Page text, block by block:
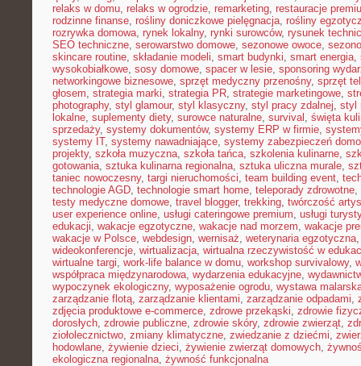
relaks w domu, relaks w ogrodzie, remarketing, restauracje
rodzinne finanse, rośliny doniczkowe pielęgnacja, rośliny
rozrywka domowa, rynek lokalny, rynki surowców, rysunek
SEO techniczne, serowarstwo domowe, sezonowe owoce,
skincare routine, składanie modeli, smart budynki, smart energia,
wysokobiałkowe, sosy domowe, spacer w lesie, sponsoring
networkingowe biznesowe, sprzęt medyczny przenośny, sprzęt
głosem, strategia marki, strategia PR, strategie marketingowe,
photography, styl glamour, styl klasyczny, styl pracy zdalnej, styl
lokalne, suplementy diety, surowce naturalne, survival , święta
sprzedaży, systemy dokumentów, systemy ERP w firmie,
systemy IT, systemy nawadniające, systemy zabezpieczeń
projekty, szkoła muzyczna, szkoła tańca, szkolenia kulinarne,
gotowania, sztuka kulinarna regionalna, sztuka uliczna murale,
taniec nowoczesny, targi nieruchomości, team building event,
technologie AGD, technologie smart home, teleporady zdrowotne,
testy medyczne domowe, travel blogger, trekking, twórczość
user experience online, usługi cateringowe premium, usługi
edukacji, wakacje egzotyczne, wakacje nad morzem, wakacje
wakacje w Polsce, webdesign, wernisaż, weterynaria egzotyczna
wideokonferencje, wirtualizacja, wirtualna rzeczywistość w
wirtualne targi, work-life balance w domu, workshop survivalowy,
współpraca międzynarodowa, wydarzenia edukacyjne,
wypoczynek ekologiczny, wyposażenie ogrodu, wystawa
zarządzanie flotą, zarządzanie klientami, zarządzanie odpadami,
zdjęcia produktowe e-commerce, zdrowe przekąski, zdrowie
dorosłych, zdrowie publiczne, zdrowie skóry, zdrowie zwierząt,
ziołolecznictwo, zmiany klimatyczne, zwiedzanie z dziećmi,
hodowlane, żywienie dzieci, żywienie zwierząt domowych,
ekologiczna regionalna, żywność funkcjonalna